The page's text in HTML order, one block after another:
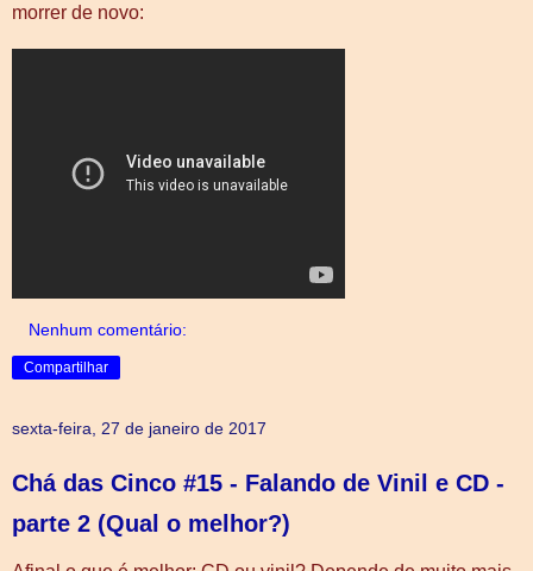
morrer de novo:
Nenhum comentário:
Compartilhar
sexta-feira, 27 de janeiro de 2017
Chá das Cinco #15 - Falando de Vinil e CD -
parte 2 (Qual o melhor?)